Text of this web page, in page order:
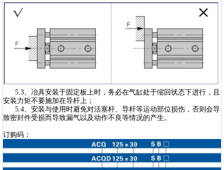
5.3、冶具安装于固定板上时，务必在气缸处于缩回状态下进行，且
安装力矩不要施加在导杆上；
5.4、安装与使用时避免对活塞杆、导杆等运动部位损伤，否则会导
致密封件受损而导致漏气以及动作不良等情况的产生。
订购码：